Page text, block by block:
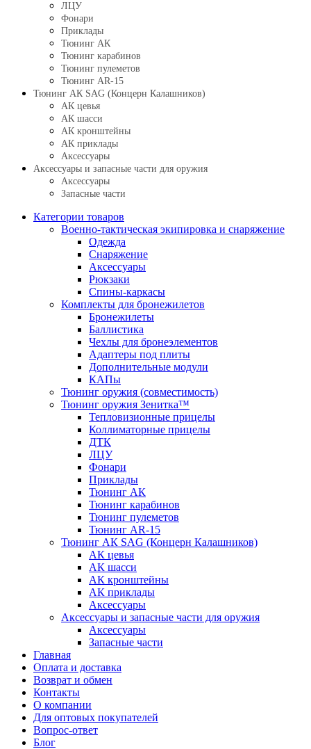
ЛЦУ
Фонари
Приклады
Тюнинг АК
Тюнинг карабинов
Тюнинг пулеметов
Тюнинг AR-15
Тюнинг АК SAG (Концерн Калашников)
АК цевья
АК шасси
АК кронштейны
АК приклады
Аксессуары
Аксессуары и запасные части для оружия
Аксессуары
Запасные части
Категории товаров
Военно-тактическая экипировка и снаряжение
Одежда
Снаряжение
Аксессуары
Рюкзаки
Спины-каркасы
Комплекты для бронежилетов
Бронежилеты
Баллистика
Чехлы для бронеэлементов
Адаптеры под плиты
Дополнительные модули
КАПы
Тюнинг оружия (совместимость)
Тюнинг оружия Зенитка™
Тепловизионные прицелы
Коллиматорные прицелы
ДТК
ЛЦУ
Фонари
Приклады
Тюнинг АК
Тюнинг карабинов
Тюнинг пулеметов
Тюнинг AR-15
Тюнинг АК SAG (Концерн Калашников)
АК цевья
АК шасси
АК кронштейны
АК приклады
Аксессуары
Аксессуары и запасные части для оружия
Аксессуары
Запасные части
Главная
Оплата и доставка
Возврат и обмен
Контакты
О компании
Для оптовых покупателей
Вопрос-ответ
Блог